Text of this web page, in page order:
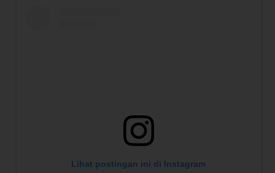
Lihat postingan ini di Instagram